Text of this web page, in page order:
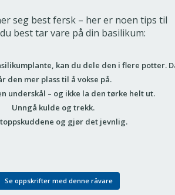
seg best fersk – her er noen tips til
best tar vare på din basilikum:
kan du dele den i flere potter.
den mer plass til å vokse på.
underskål – og ikke la den tørke helt ut.
Unngå kulde og trekk.
toppskuddene og gjør det jevnlig.
Se oppskrifter med denne råvare